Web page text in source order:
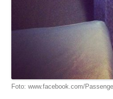
Foto: www.facebook.com/